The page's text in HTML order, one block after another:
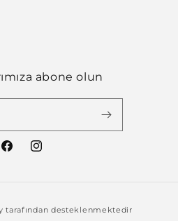
abone olun
FacebookInstagram
tarafından desteklenmektedir